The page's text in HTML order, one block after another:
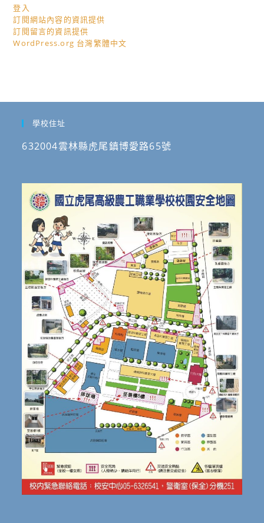
登入
訂閱網站內容的資訊提供
訂閱留言的資訊提供
WordPress.org 台灣繁體中文
學校住址
632004雲林縣虎尾鎮博愛路65號